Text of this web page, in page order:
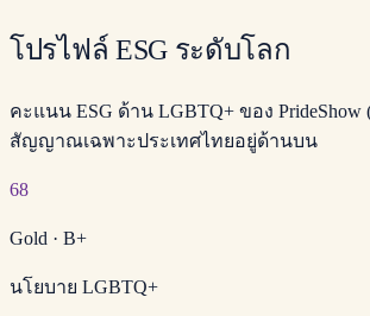
โปรไฟล์ ESG ระดับโลก
คะแนน ESG ด้าน LGBTQ+ ของ
สัญญาณเฉพาะประเทศไทยอยู่ด้านบน
68
Gold · B+
นโยบาย LGBTQ+